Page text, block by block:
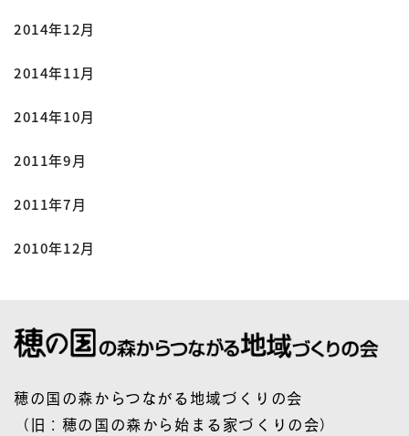
2014年12月
2014年11月
2014年10月
2011年9月
2011年7月
2010年12月
穂の国の森からつながる地域づくりの会
（旧：穂の国の森から始まる家づくりの会）